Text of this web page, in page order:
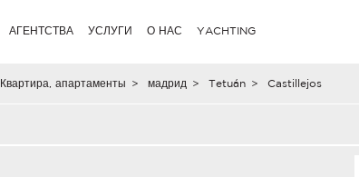
АГЕНТСТВА УСЛУГИ О НАС YACHTING
Квартира, апартаменты > мадрид > Tetuán > Castillejos